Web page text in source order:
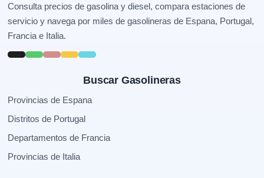
Consulta precios de gasolina y diesel, compara estaciones de
servicio y navega por miles de gasolineras de Espana, Portugal,
Francia e Italia.
Buscar Gasolineras
Provincias de Espana
Distritos de Portugal
Departamentos de Francia
Provincias de Italia